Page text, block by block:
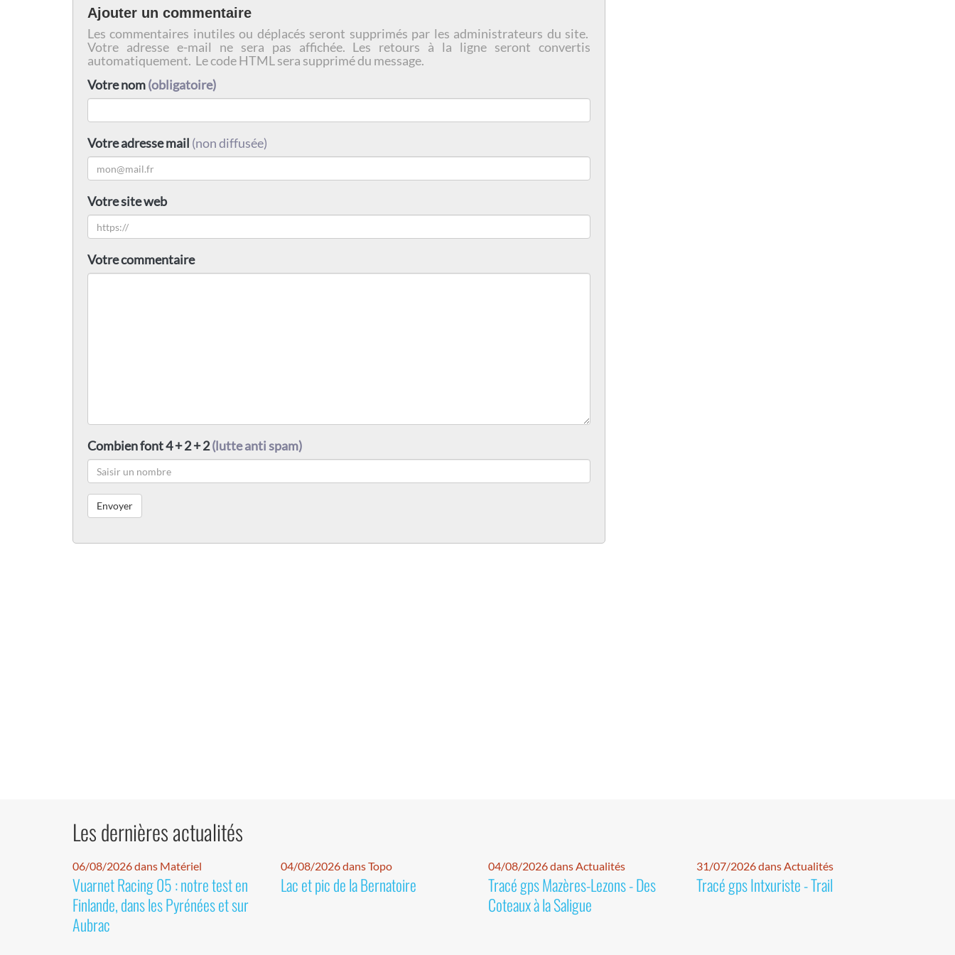
Ajouter un commentaire
Les commentaires inutiles ou déplacés seront supprimés par les administrateurs du site.
Votre adresse e-mail ne sera pas affichée. Les retours à la ligne seront convertis
automatiquement. Le code HTML sera supprimé du message.
Votre nom(obligatoire)
Votre adresse mail (non diffusée)
Votre site web
Votre commentaire
Combien font 4 + 2 + 2(lutte anti spam)
Les dernières actualités
06/08/2026 dans Matériel
Vuarnet Racing 05 : notre test en
Finlande, dans les Pyrénées et sur
Aubrac
04/08/2026 dans Topo
Lac et pic de la Bernatoire
04/08/2026 dans Actualités
Tracé gps Mazères-Lezons - Des
Coteaux à la Saligue
31/07/2026 dans Actualités
Tracé gps Intxuriste - Trail